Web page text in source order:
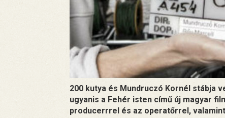
200 kutya és Mundruczó Kornél stábja
ugyanis a Fehér isten című új magyar
producerrrel és az operatőrrel,